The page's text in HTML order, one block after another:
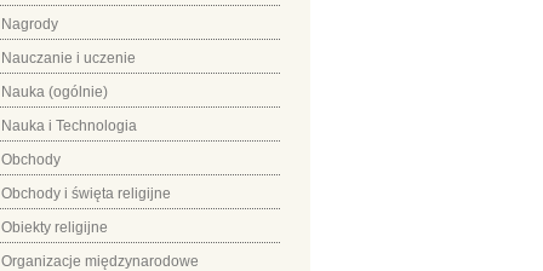
Nagrody
Nauczanie i uczenie
Nauka (ogólnie)
Nauka i Technologia
Obchody
Obchody i święta religijne
Obiekty religijne
Organizacje międzynarodowe